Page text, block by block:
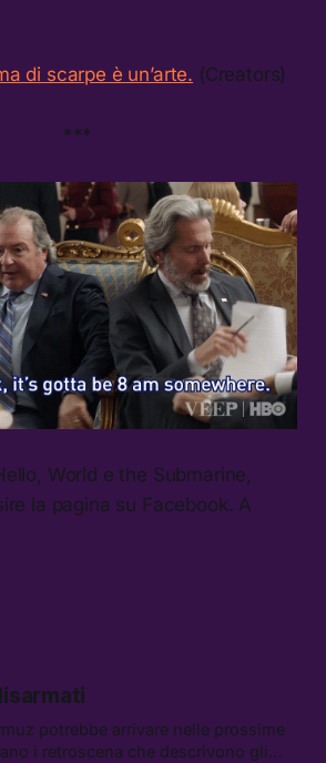
di scarpe è un’arte. (Creators)
***
World e the Submarine,
la pagina su Facebook. A
potrebbe arrivare nelle prossime
i retroscena che descrivono gli